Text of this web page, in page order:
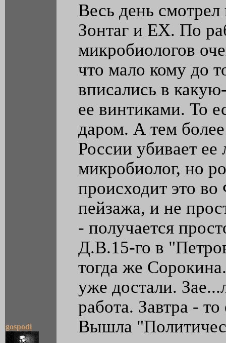
gospodi
Весь день
Зонтаг и ЕХ. По
микробиологов
что мало кому до
вписались в
ее винтиками. То
даром. А тем
России убивает
микробиолог, но
происходит это
пейзажа, и не
- получается
Д.В.15-го в
тогда же
уже достали.
работа. Завтра -
Вышла